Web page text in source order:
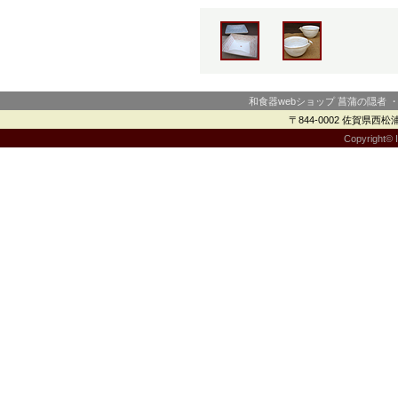
和食器webショップ 菖蒲の隠者
〒844-0002 佐賀県西松
Copyright©